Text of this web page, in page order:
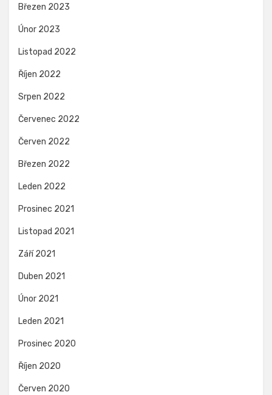
Březen 2023
Únor 2023
Listopad 2022
Říjen 2022
Srpen 2022
Červenec 2022
Červen 2022
Březen 2022
Leden 2022
Prosinec 2021
Listopad 2021
Září 2021
Duben 2021
Únor 2021
Leden 2021
Prosinec 2020
Říjen 2020
Červen 2020